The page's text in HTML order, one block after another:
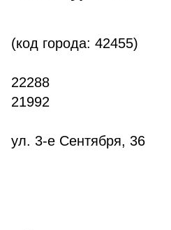
(код города: 42455)
22288
21992
ул. 3-е Сентября, 36